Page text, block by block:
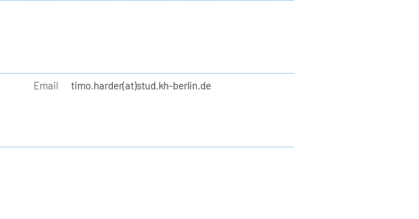
Email timo.harder(at)stud.kh-berlin.de